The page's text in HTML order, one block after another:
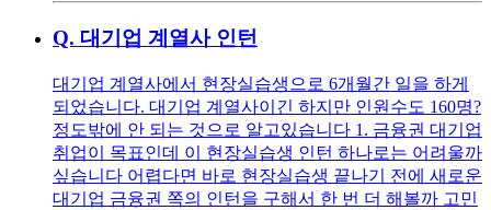
Q. 대기업 계열사 인턴
대기업 계열사에서 현장실습생으로 6개월간 일을 하게
되었습니다. 대기업 계열사이긴 하지만 인원수도 160명?
정도밖에 안 되는 것으로 알고있습니다 1. 금융권 대기업
취업이 목표인데 이 현장실습생 인턴 하나로는 어려울까
싶습니다 어렵다면 바로 현장실습생 끝나기 전에 새로운
대기업 금융권 쪽의 인턴을 구해서 한 번 더 해볼까 고민